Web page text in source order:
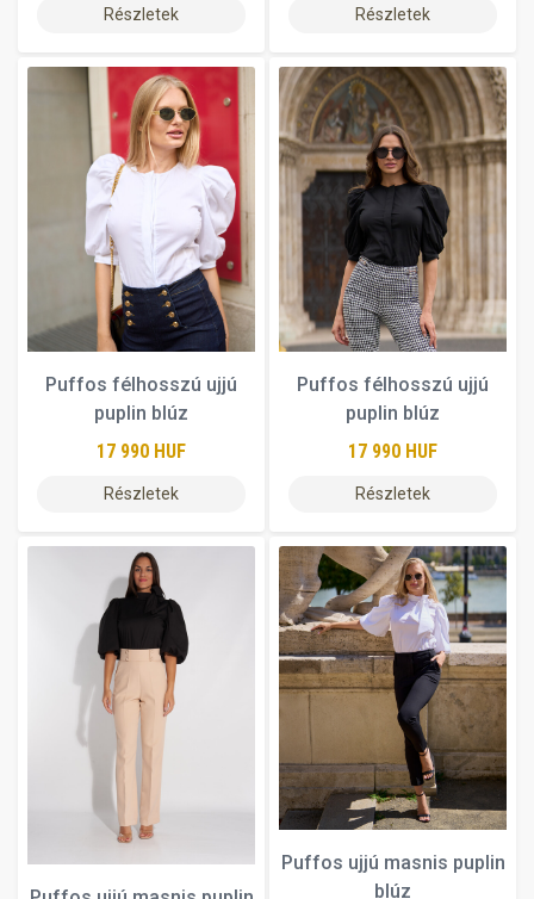
Részletek Részletek
Puffos félhosszú ujjú
puplin blúz
17 990 HUF
Részletek
Puffos félhosszú ujjú
puplin blúz
17 990 HUF
Részletek
Puffos ujjú masnis puplin
blúz